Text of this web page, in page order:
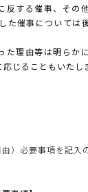
反する催事、その
た催事については
た理由等は明らか
じることもいたし
）必要事項を記入